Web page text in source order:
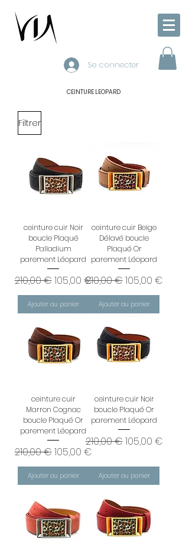
Se connecter
CEINTURE LEOPARD
Filtrer
ceinture cuir Noir
boucle Plaqué
Palladium
parement Léopard
Prix original
210,00 €Prix promotionnel
105,00 €
Ajouter au panier
ceinture cuir Beige
Délavé boucle
Plaqué Or
parement Léopard
Prix original
210,00 €Prix
105,00 €
Ajouter au panier
ceinture cuir
Marron Cognac
boucle Plaqué Or
parement Léopard
Prix original
210,00 €Prix promotionnel
105,00 €
Ajouter au panier
ceinture cuir Noir
boucle Plaqué Or
parement Léopard
Prix original
210,00 €Prix
105,00 €
Ajouter au panier